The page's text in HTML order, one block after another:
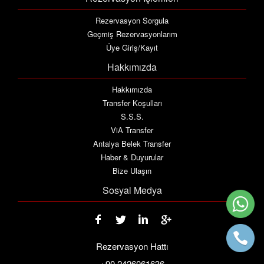
Rezervasyon Sorgula
Geçmiş Rezervasyonlarım
Üye Giriş/Kayıt
Hakkımızda
Hakkımızda
Transfer Koşulları
S.S.S.
ViA Transfer
Antalya Belek Transfer
Haber & Duyurular
Bize Ulaşın
Sosyal Medya
Rezervasyon Hattı